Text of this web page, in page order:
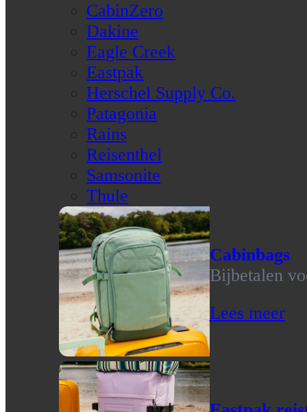
CabinZero
Dakine
Eagle Creek
Eastpak
Herschel Supply Co.
Patagonia
Rains
Reisenthel
Samsonite
Thule
Cabinbags
Bijbetalen
Lees meer